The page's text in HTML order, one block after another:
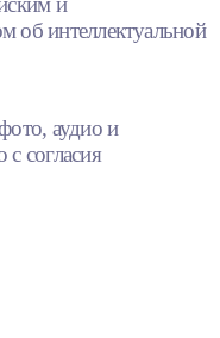
об интеллектуальной
аудио и
согласия